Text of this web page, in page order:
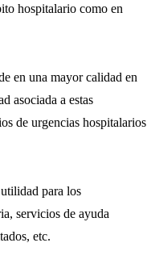
hospitalario como en
en una mayor calidad en
asociada a estas
de urgencias hospitalarios
para los
servicios de ayuda
etc.